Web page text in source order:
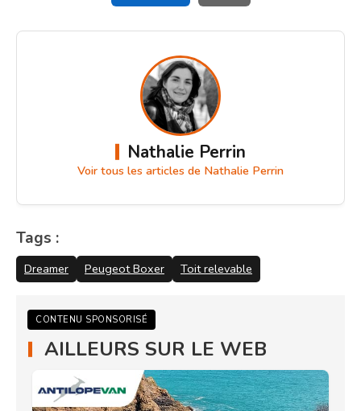
Nathalie Perrin
Voir tous les articles de Nathalie Perrin
Tags :
Dreamer Peugeot Boxer Toit relevable
CONTENU SPONSORISÉ
AILLEURS SUR LE WEB